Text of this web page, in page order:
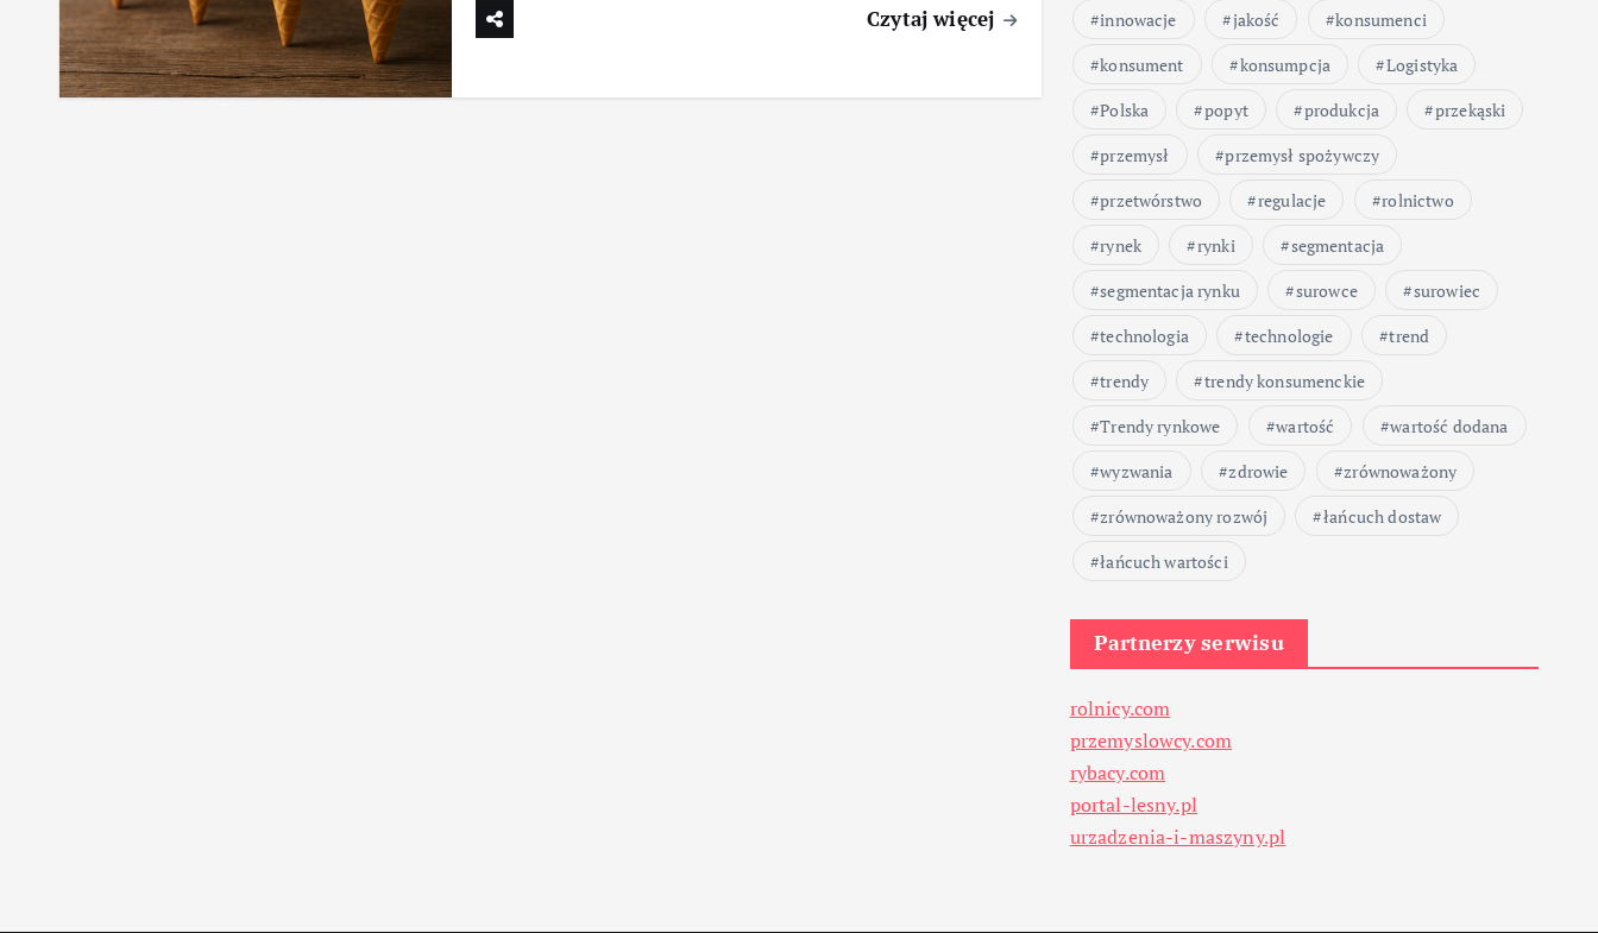
Czytaj więcej
innowacje
jakość
konsumenci
konsument
konsumpcja
Logistyka
Polska
popyt produkcja
przekąski
przemysł
przemysł spożywczy
przetwórstwo
regulacje
rolnictwo
rynek
rynki
segmentacja
segmentacja rynku
surowce
surowiec
technologia
technologie
trend
trendy
trendy konsumenckie
Trendy rynkowe
wartość
wartość dodana
wyzwania
zdrowie
zrównoważony
zrównoważony rozwój
łańcuch dostaw
łańcuch wartości
Partnerzy serwisu
rolnicy.com
przemyslowcy.com
rybacy.com
portal-lesny.pl
urzadzenia-i-maszyny.pl